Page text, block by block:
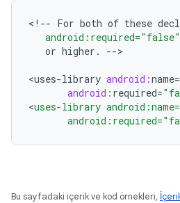
< !-- For both of these
or higher . -->
<uses-library android:name=
android: required=
<uses-library
Bu sayfadaki içerik ve kod örnekleri,